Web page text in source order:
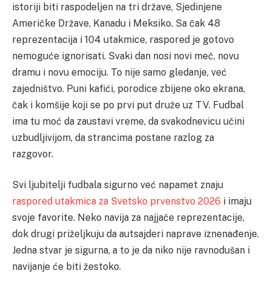
istoriji biti raspodeljen na tri države, Sjedinjene
Američke Države, Kanadu i Meksiko. Sa čak 48
reprezentacija i 104 utakmice, raspored je gotovo
nemoguće ignorisati. Svaki dan nosi novi meč, novu
dramu i novu emociju. To nije samo gledanje, već
zajedništvo. Puni kafići, porodice zbijene oko ekrana,
čak i komšije koji se po prvi put druže uz TV. Fudbal
ima tu moć da zaustavi vreme, da svakodnevicu učini
uzbudljivijom, da strancima postane razlog za
razgovor.
Svi ljubitelji fudbala sigurno već napamet znaju
raspored utakmica za Svetsko prvenstvo 2026 i imaju
svoje favorite. Neko navija za najjače reprezentacije,
dok drugi priželjkuju da autsajderi naprave iznenađenje.
Jedna stvar je sigurna, a to je da niko nije ravnodušan i
navijanje će biti žestoko.